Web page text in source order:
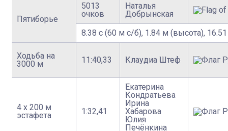
Пятиборье
5013
очков
Наталья
Добрынская
8.38 с (60 м с/б), 1.84 м (высота),
Ходьба на
3000 м
11:40,33 Клаудиа Штеф
4 х 200 м
эстафета
1:32,41
Екатерина
Кондратьева
Ирина
Хабарова
Юлия
Печёнкина